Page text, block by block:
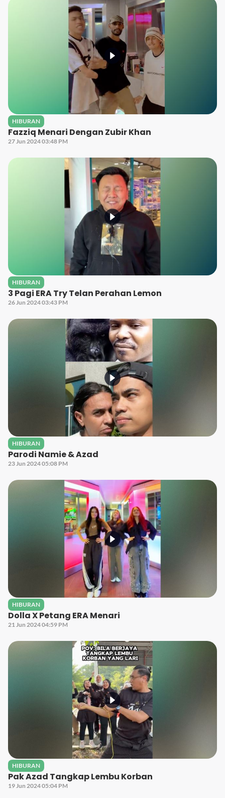
HIBURAN
Fazziq Menari Dengan Zubir Khan
27 Jun 2024 03:48 PM
HIBURAN
3 Pagi ERA Try Telan Perahan Lemon
26 Jun 2024 03:43 PM
HIBURAN
Parodi Namie & Azad
23 Jun 2024 05:08 PM
HIBURAN
Dolla X Petang ERA Menari
21 Jun 2024 04:59 PM
HIBURAN
Pak Azad Tangkap Lembu Korban
19 Jun 2024 05:04 PM